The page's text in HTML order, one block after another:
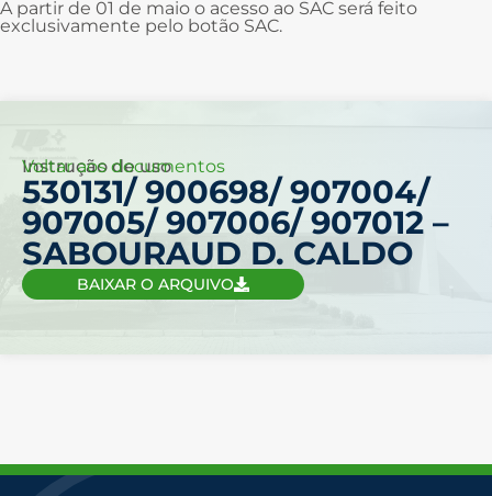
A partir de 01 de maio o acesso ao SAC será feito
exclusivamente pelo botão SAC.
Voltar aos documentos
Instrução de uso
530131/ 900698/ 907004/
907005/ 907006/ 907012 –
SABOURAUD D. CALDO
BAIXAR O ARQUIVO